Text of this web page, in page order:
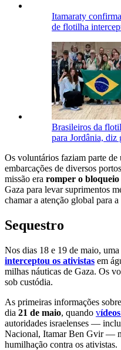
Itamaraty
de flotilha
Brasileiros da
para Jordânia, diz
Os voluntários faziam parte
embarcações de diversos
missão era romper o
Gaza para levar suprimentos
chamar a atenção global para
Sequestro
Nos dias 18 e 19 de maio,
interceptou os ativistas em
milhas náuticas de Gaza. Os
sob custódia.
As primeiras informações
dia 21 de maio, quando v
autoridades israelenses —
Nacional, Itamar Ben Gvir —
humilhação contra os ativistas.